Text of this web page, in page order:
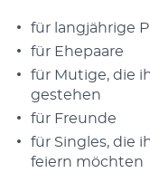
für langjährige
für Ehepaare
für Mutige, die
gestehen
für Freunde
für Singles, die
feiern möchten